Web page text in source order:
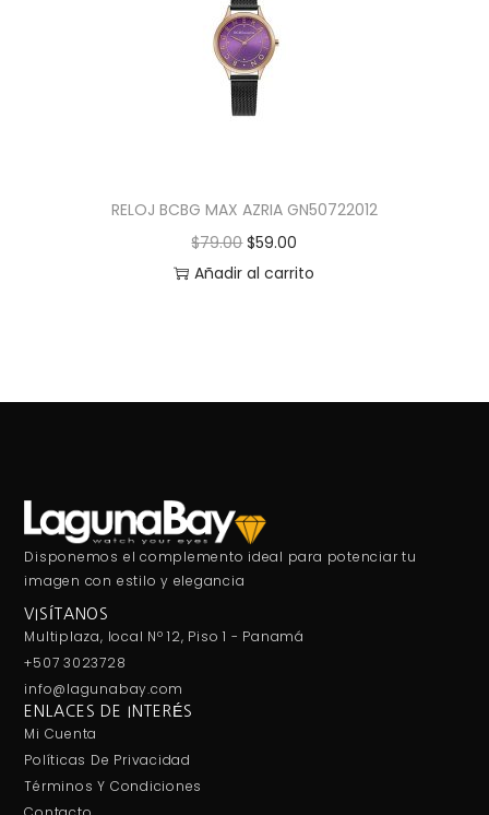
RELOJ BCBG MAX AZRIA GN50722012
$79.00 $59.00
Añadir al carrito
Disponemos el complemento ideal para potenciar tu
imagen con estilo y elegancia
VISÍTANOS
Multiplaza, local Nº 12, Piso 1 - Panamá
+507 3023728
info@lagunabay.com
ENLACES DE INTERÉS
Mi Cuenta
Políticas De Privacidad
Términos Y Condiciones